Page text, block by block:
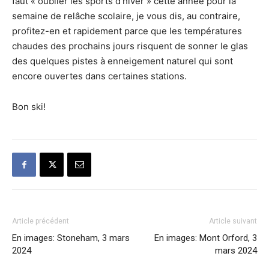
semaine de relâche scolaire, je vous dis, au contraire,
profitez-en et rapidement parce que les températures
chaudes des prochains jours risquent de sonner le glas
des quelques pistes à enneigement naturel qui sont
encore ouvertes dans certaines stations.
Bon ski!
Article précédent
En images: Stoneham, 3 mars
2024
Article suivant
En images: Mont Orford, 3
mars 2024